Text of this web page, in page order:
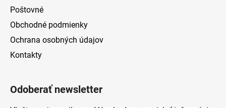
Poštovné
Obchodné podmienky
Ochrana osobných údajov
Kontakty
Odoberať newsletter